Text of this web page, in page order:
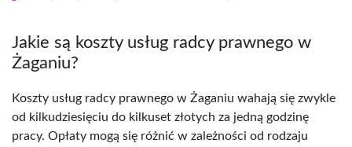
Jakie są koszty usług radcy prawnego w
Żaganiu?
Koszty usług radcy prawnego w Żaganiu wahają się zwykle
od kilkudziesięciu do kilkuset złotych za jedną godzinę
pracy. Opłaty mogą się różnić w zależności od rodzaju